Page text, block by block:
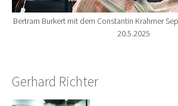
Bertram Burkert mit dem Constantin Krahmer
20.5.2025
Gerhard Richter